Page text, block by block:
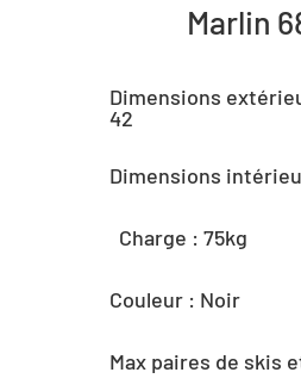
Marlin
Dimensions
42
Dimensions
Charge : 75kg
Couleur : Noir
Max paires de skis